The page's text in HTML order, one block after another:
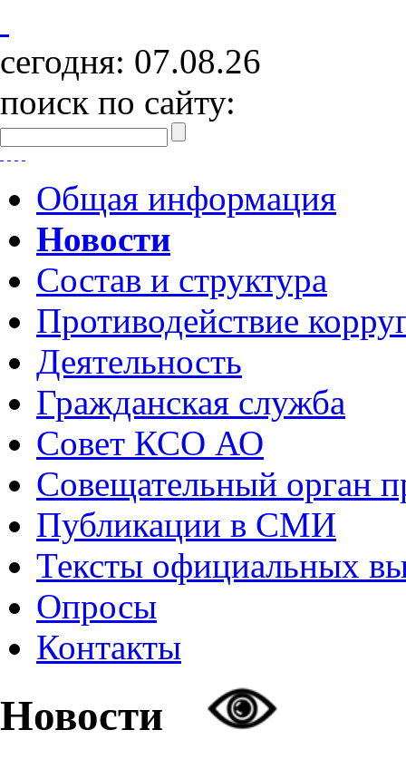
сегодня: 07.08.26
поиск по сайту:
Общая информация
Новости
Состав и структура
Противодействие
Деятельность
Гражданская служба
Совет КСО АО
Совещательный орган
Публикации в СМИ
Тексты официальных
Опросы
Контакты
Новости